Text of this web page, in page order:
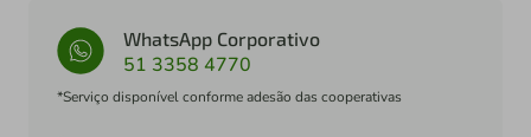
WhatsApp Corporativo
51 3358 4770
*Serviço disponível conforme adesão das cooperativas